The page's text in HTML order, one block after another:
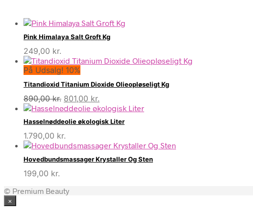
Pink Himalaya Salt Groft Kg
249,00 kr.
På Udsalg! 10%
Titandioxid Titanium Dioxide Olieopløseligt Kg
890,00kr. Den
oprindelige
pris
var:
890,00 kr..
801,00 kr.
aktuelle
pris
er:
Hasselnøddeolie økologisk Liter
1.790,00 kr.
Hovedbundsmassager Krystaller Og Sten
199,00 kr.
© Premium Beauty
×